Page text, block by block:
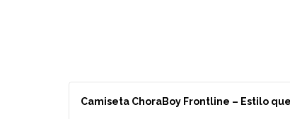
Camiseta ChoraBoy Frontline – Estilo